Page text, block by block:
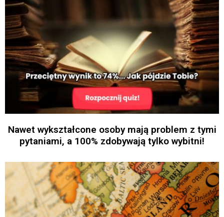
Nawet wykształcone osoby mają problem z tymi
pytaniami, a 100% zdobywają tylko wybitni!